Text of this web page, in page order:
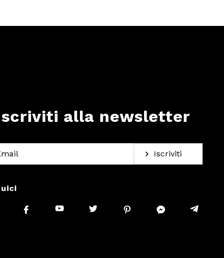
alla newsletter
Iscriviti